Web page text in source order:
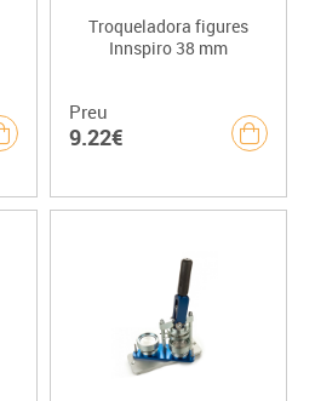
Troqueladora figures
Innspiro 38 mm
Preu
9.22€